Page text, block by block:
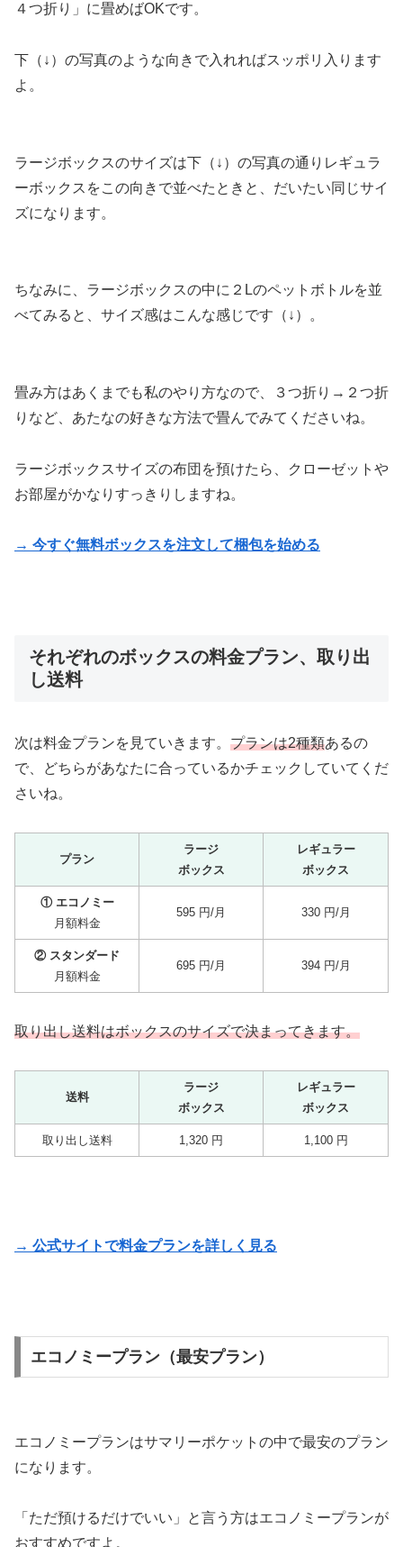
４つ折り」に畳めばOKです。
下（↓）の写真のような向きで入れればスッポリ入ります
よ。
ラージボックスのサイズは下（↓）の写真の通りレギュラ
ーボックスをこの向きで並べたときと、だいたい同じサイ
ズになります。
ちなみに、ラージボックスの中に２Lのペットボトルを並
べてみると、サイズ感はこんな感じです（↓）。
畳み方はあくまでも私のやり方なので、３つ折り→２つ折
りなど、あたなの好きな方法で畳んでみてくださいね。
ラージボックスサイズの布団を預けたら、クローゼットや
お部屋がかなりすっきりしますね。
→ 今すぐ無料ボックスを注文して梱包を始める
それぞれのボックスの料金プラン、取り出
し送料
次は料金プランを見ていきます。 プランは2種類あるの
で、どちらがあなたに合っているかチェックしていてくだ
さいね。
プラン
ラージ
ボックス
レギュラー
ボックス
① エコノミー
月額料金
595 円/月 330 円/月
② スタンダード
月額料金
695 円/月 394 円/月
取り出し送料はボックスのサイズで決まってきます。
送料
ラージ
ボックス
レギュラー
ボックス
取り出し送料 1,320 円 1,100 円
→ 公式サイトで料金プランを詳しく見る
エコノミープラン（最安プラン）
エコノミープランはサマリーポケットの中で最安のプラン
になります。
「ただ預けるだけでいい」と言う方はエコノミープランが
おすすめですよ。